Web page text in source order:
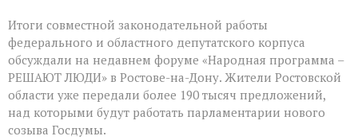
Итоги совместной законодательной работы
федерального и областного депутатского корпуса
обсуждали на недавнем форуме «Народная программа –
РЕШАЮТ ЛЮДИ» в Ростове-на-Дону. Жители Ростовской
области уже передали более 190 тысяч предложений,
над которыми будут работать парламентарии нового
созыва Госдумы.